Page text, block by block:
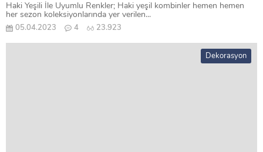
Haki Yeşili İle Uyumlu Renkler; Haki yeşil kombinler hemen hemen
her sezon koleksiyonlarında yer verilen...
05.04.2023 4 23.923
Dekorasyon